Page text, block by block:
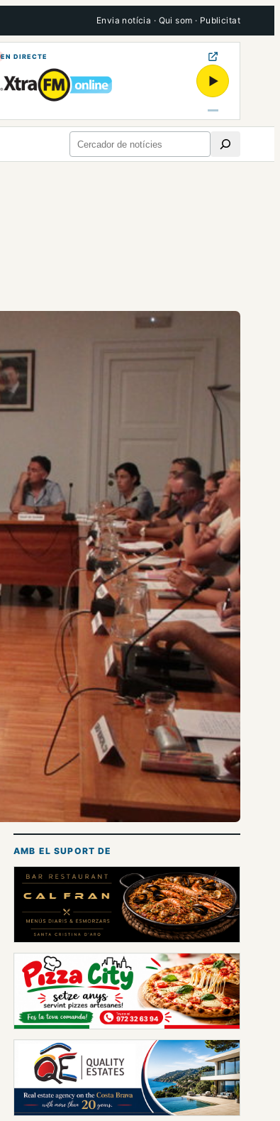
Envia notícia · Qui som · Publicitat
EN DIRECTE
▶
Cerca
AMB EL SUPORT DE